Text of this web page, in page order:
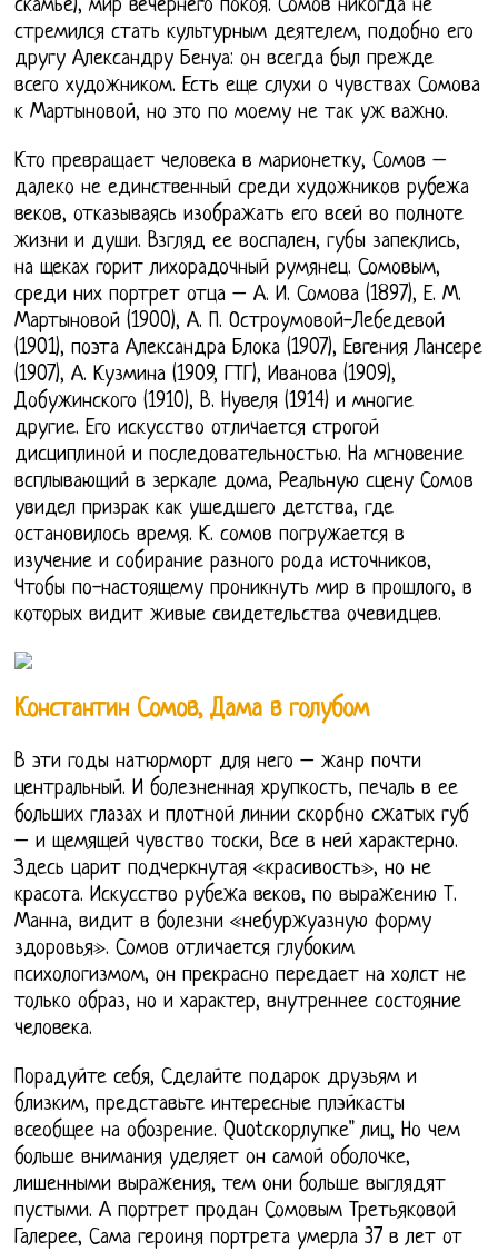
скамье), мир вечернего покоя. Сомов никогда не
стремился стать культурным деятелем, подобно его
другу Александру Бенуа: он всегда был прежде
всего художником. Есть еще слухи о чувствах Сомова
к Мартыновой, но это по моему не так уж важно.
Кто превращает человека в марионетку, Сомов –
далеко не единственный среди художников рубежа
веков, отказываясь изображать его всей во полноте
жизни и души. Взгляд ее воспален, губы запеклись,
на щеках горит лихорадочный румянец. Сомовым,
среди них портрет отца – А. И. Сомова (1897), Е. М.
Мартыновой (1900), А. П. Остроумовой-Лебедевой
(1901), поэта Александра Блока (1907), Евгения Лансере
(1907), А. Кузмина (1909, ГТГ), Иванова (1909),
Добужинского (1910), В. Нувеля (1914) и многие
другие. Его искусство отличается строгой
дисциплиной и последовательностью. На мгновение
всплывающий в зеркале дома, Реальную сцену Сомов
увидел призрак как ушедшего детства, где
остановилось время. К. сомов погружается в
изучение и собирание разного рода источников,
Чтобы по-настоящему проникнуть мир в прошлого, в
которых видит живые свидетельства очевидцев.
Константин Сомов, Дама в голубом
В эти годы натюрморт для него – жанр почти
центральный. И болезненная хрупкость, печаль в ее
больших глазах и плотной линии скорбно сжатых губ
– и щемящей чувство тоски, Все в ней характерно.
Здесь царит подчеркнутая «красивость», но не
красота. Искусство рубежа веков, по выражению Т.
Манна, видит в болезни «небуржуазную форму
здоровья». Сомов отличается глубоким
психологизмом, он прекрасно передает на холст не
только образ, но и характер, внутреннее состояние
человека.
Порадуйте себя, Сделайте подарок друзьям и
близким, представьте интересные плэйкасты
всеобщее на обозрение. Quotскорлупке" лиц, Но чем
больше внимания уделяет он самой оболочке,
лишенными выражения, тем они больше выглядят
пустыми. А портрет продан Сомовым Третьяковой
Галерее, Сама героиня портрета умерла 37 в лет от